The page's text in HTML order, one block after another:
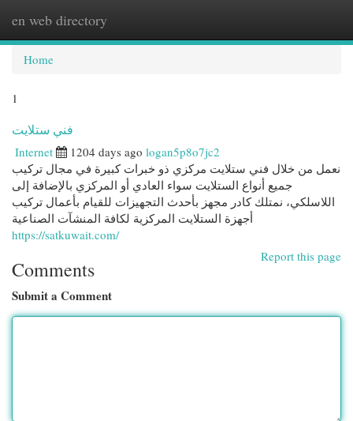
en web directory
Home
1
فني ستلايت
Internet 1204 days ago logan5p8o7jc2
نعمل من خلال فني ستلايت مركزي ذو خبرات كبيرة في مجال تركيب
جميع أنواع الستلايت سواء العادي أو المركزي بالإضافة إلى
اللاسلكي، نمتلك كادر مجهز بأحدث التجهيزات للقيام بأعمال تركيب
أجهزة الستلايت المركزية لكافة المنشآت الصناعية
https://satkuwait.com/
Report this page
Comments
Submit a Comment